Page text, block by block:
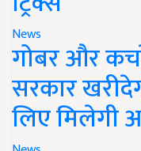
News
गोबर और
सरकार
लिए मिलेगी